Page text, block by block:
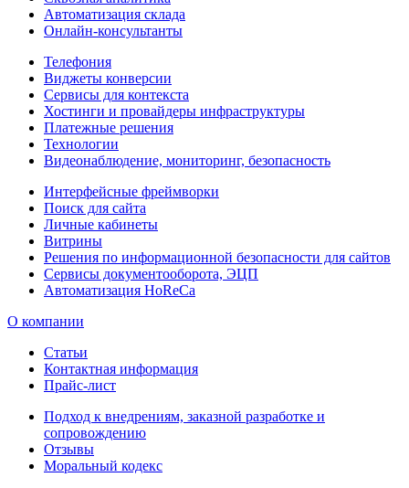
Автоматизация склада
Онлайн-консультанты
Телефония
Виджеты конверсии
Сервисы для контекста
Хостинги и провайдеры инфраструктуры
Платежные решения
Технологии
Видеонаблюдение, мониторинг, безопасность
Интерфейсные фреймворки
Поиск для сайта
Личные кабинеты
Витрины
Решения по информационной безопасности для сайтов
Сервисы документооборота, ЭЦП
Автоматизация HoReCa
О компании
Статьи
Контактная информация
Прайс-лист
Подход к внедрениям, заказной разработке и
сопровождению
Отзывы
Моральный кодекс